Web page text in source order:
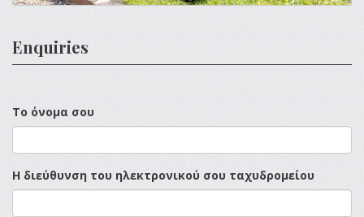
Enquiries
Το όνομα σου
Η διεύθυνση του ηλεκτρονικού σου ταχυδρομείου